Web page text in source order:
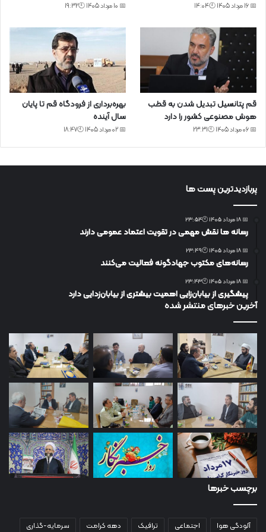
📅 16 مرداد 1405 🕙14:04 📅 10 مرداد 1405 🕙19:32
قم پتانسیل تبدیل شدن به قطب
هوش مصنوعی کشور را دارد
📅 06 مرداد 1405 🕙23:31
بهره‌برداری از فرودگاه قم تا پایان
سال آینده
📅 02 مرداد 1405 🕙18:47
پربازدیدترین پست ها
📅 18 مرداد 1405 🕙23:54
رسانه ها نقش مهمی در تقویت اعتماد عمومی دارند
📅 18 مرداد 1405 🕙23:49
رسانه‌های مکتوب جهادگونه فعالیت می‌کنند
📅 18 مرداد 1405 🕙23:43
پیشگیری از بیابان‌زایی اهمیت بیشتری از بیابان‌زدایی دارد
آخرین خبرهای منتشر شده
برچسب خبرها
آلودگی هوا اجتماعی ترافیک دهه کرامت
سرمایه-گذاری